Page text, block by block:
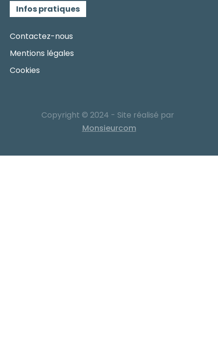
Infos pratiques
Contactez-nous
Mentions légales
Cookies
Copyright © 2024 - Site réalisé par
Monsieurcom